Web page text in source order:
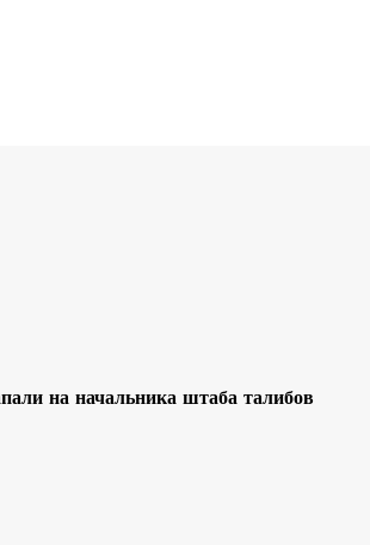
на начальника штаба талибов